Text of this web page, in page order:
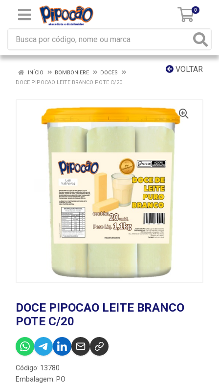
0
VOLTAR
INÍCIO BOMBONIERE
DOCES
DOCE PIPOCAO LEITE BRANCO POTE C/20
DOCE PIPOCAO LEITE BRANCO
POTE C/20
Código: 13780
Embalagem: PO